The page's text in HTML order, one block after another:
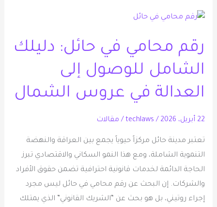
رقم محامي في حائل: دليلك
الشامل للوصول إلى
العدالة في عروس الشمال
22 أبريل، 2026 /
techlaws
/ مقالات
تعتبر مدينة حائل مركزاً حيوياً يجمع بين العراقة والنهضة
التنموية الشاملة، ومع هذا النمو السكاني والاقتصادي تبرز
الحاجة الدائمة لخدمات قانونية احترافية تضمن حقوق الأفراد
والشركات. إن البحث عن رقم محامي في حائل ليس مجرد
إجراء روتيني، بل هو بحث عن “الشريك القانوني” الذي يمتلك
رقم
في
دليلك
الشامل
إلى